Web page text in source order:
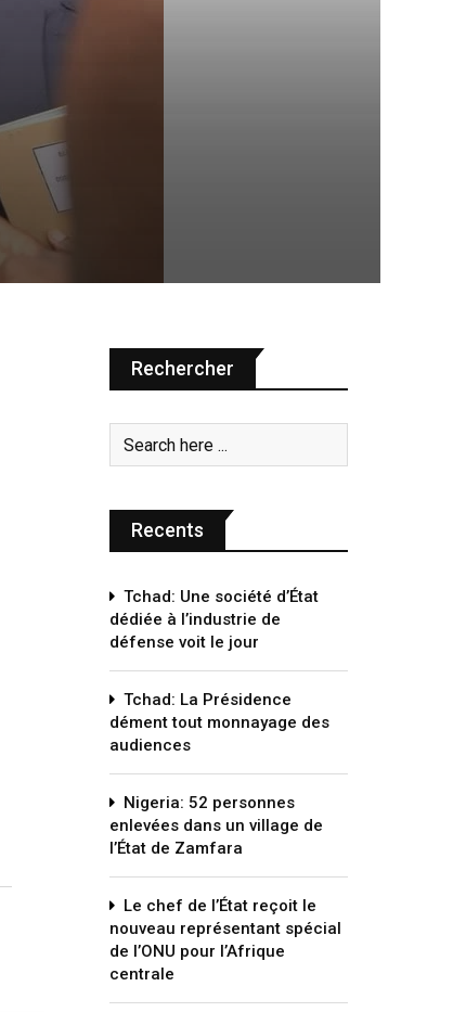
Rechercher
Recents
Tchad: Une société d’État
dédiée à l’industrie de
défense voit le jour
Tchad: La Présidence
dément tout monnayage des
audiences
Nigeria: 52 personnes
enlevées dans un village de
l’État de Zamfara
Le chef de l’État reçoit le
nouveau représentant spécial
de l’ONU pour l’Afrique
centrale